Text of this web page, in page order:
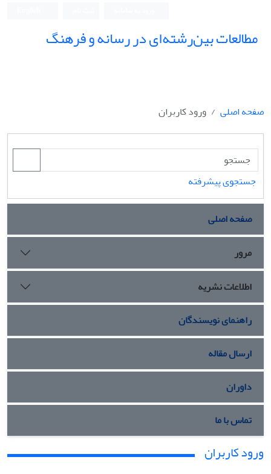
مطالعات بین‌رشته‌ای در رسانه و فرهنگ
صفحه اصلی ورود کاربران
جستجوی پیشرفته
صفحه اصلی
مرور
اطلاعات نشریه
راهنمای نویسندگان
ارسال مقاله
داوران
تماس با ما
ورود کاربران